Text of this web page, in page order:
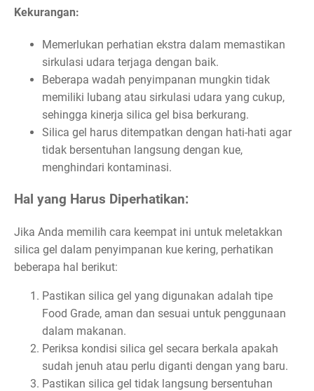
Kekurangan:
Memerlukan perhatian ekstra dalam memastikan
sirkulasi udara terjaga dengan baik.
Beberapa wadah penyimpanan mungkin tidak
memiliki lubang atau sirkulasi udara yang cukup,
sehingga kinerja silica gel bisa berkurang.
Silica gel harus ditempatkan dengan hati-hati agar
tidak bersentuhan langsung dengan kue,
menghindari kontaminasi.
Hal yang Harus Diperhatikan:
Jika Anda memilih cara keempat ini untuk meletakkan
silica gel dalam penyimpanan kue kering, perhatikan
beberapa hal berikut:
Pastikan silica gel yang digunakan adalah tipe
Food Grade, aman dan sesuai untuk penggunaan
dalam makanan.
Periksa kondisi silica gel secara berkala apakah
sudah jenuh atau perlu diganti dengan yang baru.
Pastikan silica gel tidak langsung bersentuhan